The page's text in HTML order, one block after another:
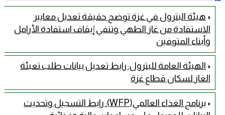
هيئة البترول في غزة توضح حقيقة تعديل معايير
الاستفادة من غاز الطهي وتنفي إيقاف استفادة الأرامل
وأبناء المتوفين
الهيئة العامة للبترول: رابط تعديل بيانات طلب تعبئة
الغاز لسكان قطاع غزة
برنامج الغذاء العالمي(WFP): رابط التسجيل وتحديث